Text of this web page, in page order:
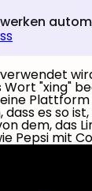
"xing"
es so
dem, das
Pepsi mit